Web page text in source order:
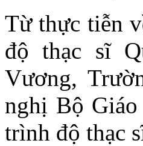
Từ thực tiễn
độ thạc sĩ
Vương,
nghị Bộ
trình độ thạc